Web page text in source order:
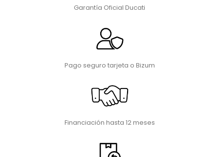
Garantía Oficial Ducati
Pago seguro tarjeta o Bizum
Financiación hasta 12 meses